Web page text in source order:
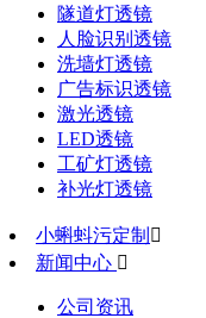
隧道灯透镜
人脸识别透镜
洗墙灯透镜
广告标识透镜
激光透镜
LED透镜
工矿灯透镜
补光灯透镜
小蝌蚪污定制 
新闻中心 
公司资讯